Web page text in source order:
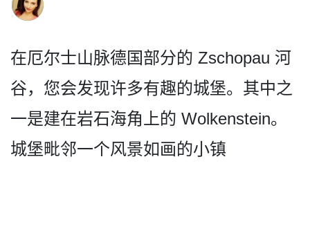
在厄尔士山脉德国部分的 Zschopau 河
谷，您会发现许多有趣的城­堡。其中之
一是建在岩石海角上的 Wolkenstein。
城堡毗邻一个风景如­画的小镇